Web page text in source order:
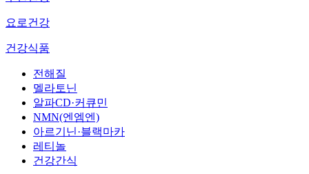
요로건강
건강식품
전해질
멜라토닌
알파CD·커큐민
NMN(엔엠엔)
아르기닌·블랙마카
레티놀
건강간식